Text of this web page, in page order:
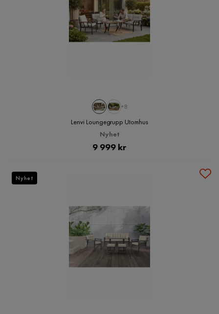
+8
Lenvi Loungegrupp Utomhus
Nyhet
Pris
9 999 kr
Nyhet